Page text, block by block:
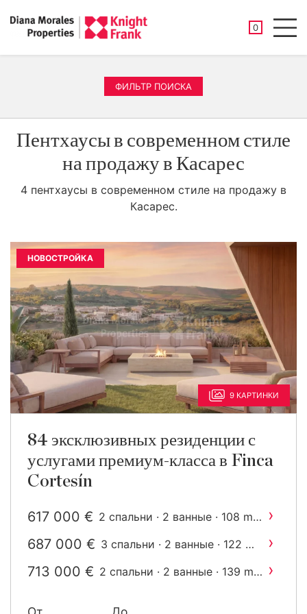
0
ФИЛЬТР ПОИСКА
Пентхаусы в современном стиле
на продажу в Касарес
4 пентхаусы в современном стиле на продажу в
Касарес.
НОВОСТРОЙКА
9 КАРТИНКИ
84 эксклюзивных резиденции с
услугами премиум-класса в Finca
Cortesín
617 000 € 2 спальни · 2 ванные · 108 m ›
687 000 € 3 спальни · 2 ванные · 122 m ›
713 000 € 2 спальни · 2 ванные · 139 m ›